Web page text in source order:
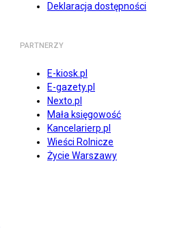
Deklaracja dostępności
PARTNERZY
E-kiosk.pl
E-gazety.pl
Nexto.pl
Mała księgowość
Kancelarierp.pl
Wieści Rolnicze
Życie Warszawy